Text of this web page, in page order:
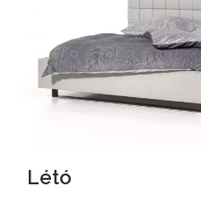
Létó